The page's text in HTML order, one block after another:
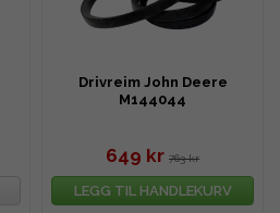
Drivreim John Deere
M144044
649 kr 763 kr
LEGG TIL HANDLEKURV